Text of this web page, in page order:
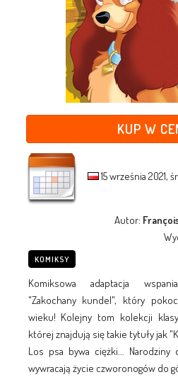
KUP W
15 września 2021,
Autor:
KOMIKSY
Komiksowa adaptacja
"Zakochany kundel", który
wieku! Kolejny tom kolekcji
której znajdują się takie tytuły jak
Los psa bywa ciężki... Narodziny
wywracają życie czworonogów do